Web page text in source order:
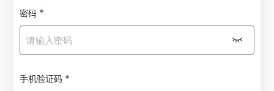
密码 *
手机验证码 *